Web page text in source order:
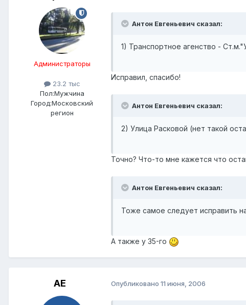
Администраторы
23.2 тыс
Пол:Мужчина
Город:Московский
регион
Антон Евгеньевич сказал:
1) Транспортное агенство -
Исправил, спасибо!
Антон Евгеньевич сказал:
2) Улица Расковой (нет такой
Точно? Что-то мне кажется что
Антон Евгеньевич сказал:
Тоже самое следует исправить
А также у 35-го
АЕ Опубликовано 11 июня, 2006